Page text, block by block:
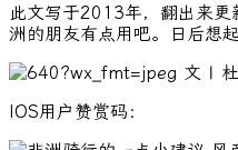
此文写于2013年，翻出来
洲的朋友有点用吧。日后想
文 |
IOS用户赞赏码：